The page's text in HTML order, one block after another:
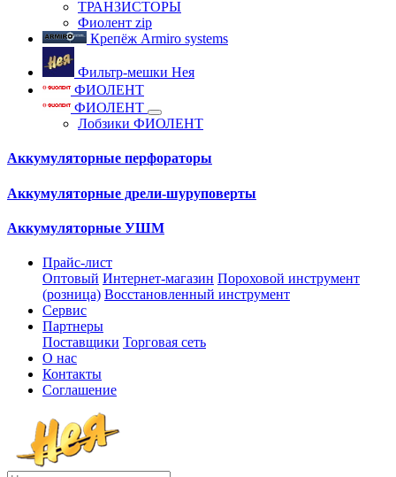
ТРАНЗИСТОРЫ
Фиолент zip
Крепёж Armiro systems
Фильтр-мешки Нея
ФИОЛЕНТ
ФИОЛЕНТ
Лобзики ФИОЛЕНТ
Аккумуляторные перфораторы
Аккумуляторные дрели-шуруповерты
Аккумуляторные УШМ
Прайс-лист
Оптовый Интернет-магазин Пороховой инструмент
(розница) Восстановленный инструмент
Сервис
Партнеры
Поставщики Торговая сеть
О нас
Контакты
Соглашение